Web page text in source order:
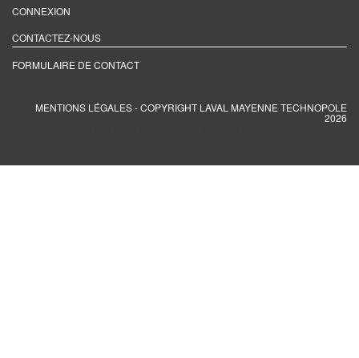
CONNEXION
CONTACTEZ-NOUS
FORMULAIRE DE CONTACT
MENTIONS LÉGALES- COPYRIGHT LAVAL MAYENNE TECHNOPOLE
2026